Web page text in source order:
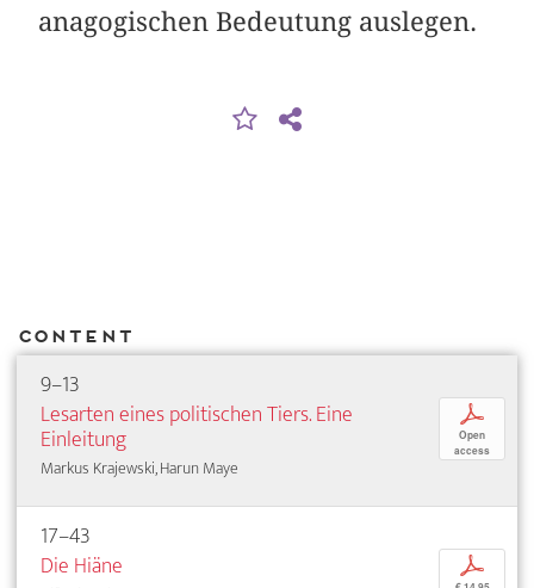
anagogischen Bedeutung auslegen.
Content
9–13
Lesarten eines politischen Tiers. Eine
Einleitung
Markus Krajewski, Harun Maye
p
Open
access
17–43
Die Hiäne
p